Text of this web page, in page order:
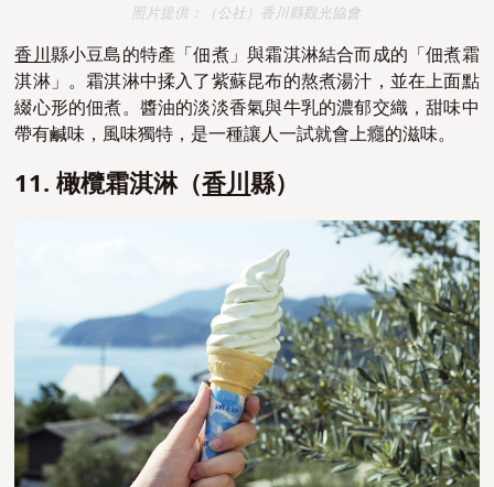
照片提供：（公社）香川縣觀光協會
香川縣小豆島的特產「佃煮」與霜淇淋結合而成的「佃煮霜
淇淋」。霜淇淋中揉入了紫蘇昆布的熬煮湯汁，並在上面點
綴心形的佃煮。醬油的淡淡香氣與牛乳的濃郁交織，甜味中
帶有鹹味，風味獨特，是一種讓人一試就會上癮的滋味。
11. 橄欖霜淇淋（香川縣）